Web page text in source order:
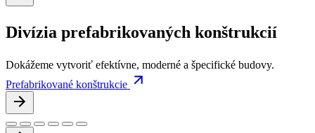
Divízia prefabrikovaných konštrukcií
Dokážeme vytvoriť efektívne, moderné a špecifické budovy.
Prefabrikované konštrukcie